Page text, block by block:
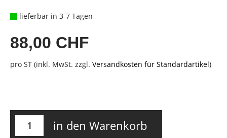
lieferbar in 3-7 Tagen
88,00 CHF
pro ST (inkl. MwSt. zzgl. Versandkosten für Standardartikel)
in den Warenkorb